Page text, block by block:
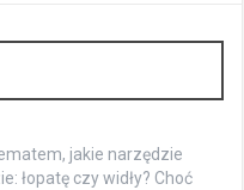
jakie narzędzie
łopatę czy widły? Choć